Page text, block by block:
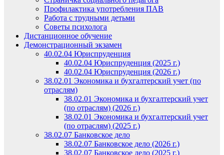
Профилактика употребления ПАВ
Работа с трудными детьми
Советы психолога
Дистанционное обучение
Демонстрационный экзамен
40.02.04 Юриспруденция
40.02.04 Юриспруденция (2025 г.)
40.02.04 Юриспруденция (2026 г.)
38.02.01 Экономика и бухгалтерский учет (по
отраслям)
38.02.01 Экономика и бухгалтерский учет
(по отраслям) (2026 г.)
38.02.01 Экономика и бухгалтерский учет
(по отраслям) (2025 г.)
38.02.07 Банковское дело
38.02.07 Банковское дело (2026 г.)
38.02.07 Банковское дело (2025 г.)